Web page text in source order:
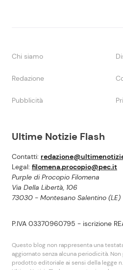
Ultime Notizie Flash
Contatti:
Legal: filomena.procopio@pec.it
Purple di Procopio Filomena
Via Della Libertà, 106
73030 - Montesano Salentino (LE)
P.IVA 03370960795 - iscrizione
Questo blog non rappresenta una
aggiornato senza alcuna periodicità.
prodotto editoriale ai sensi della legge
Chi siamo
Redazione
Pubblicità